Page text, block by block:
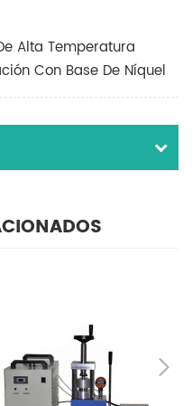
Alta Temperatura
Con Base De Níquel